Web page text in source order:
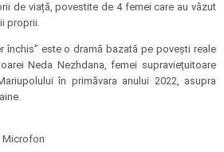
de viață, povestite de 4 femei care au văzut
proprii.
închis” este o dramă bazată pe povești reale
Neda Nezhdana, femei supraviețuitoare
în primăvara anului 2022, asupra
Microfon